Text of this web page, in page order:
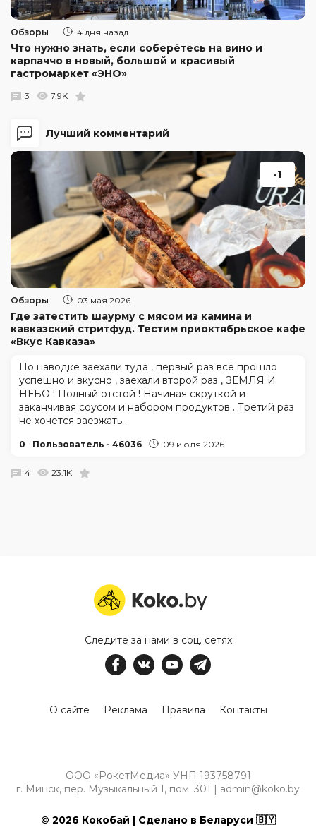
Лучший комментарий
-1
Обзоры 03 мая 2026
Где затестить шаурму с мясом из камина и
кавказский стритфуд. Тестим приоктябрьское кафе
«Вкус Кавказа»
По наводке заехали туда , первый раз всё прошло
успешно и вкусно , заехали второй раз , ЗЕМЛЯ И
НЕБО ! Полный отстой ! Начиная скруткой и
заканчивая соусом и набором продуктов . Третий раз
не хочется заезжать .
0 Пользователь - 46036 09 июля 2026
4 23.1K
Обзоры 4 дня назад
Что нужно знать, если соберётесь на вино и
карпаччо в новый, большой и красивый
гастромаркет «ЭНО»
3 7.9K
Следите за нами в соц. сетях
О сайте Реклама Правила Контакты
ООО «РокетМедиа» УНП 193758791
г. Минск, пер. Музыкальный 1, пом. 301 | admin@koko.by
© 2026 Кокобай | Сделано в Беларуси 🇧🇾